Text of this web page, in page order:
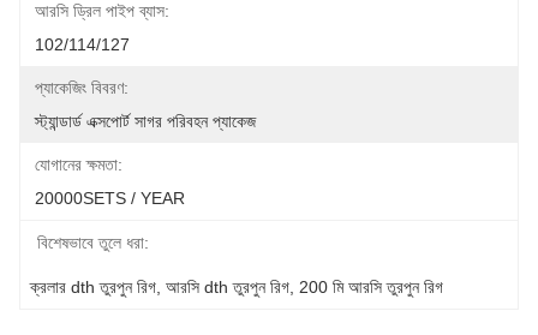
আরসি ড্রিল পাইপ ব্যাস:
102/114/127
প্যাকেজিং বিবরণ:
স্ট্যান্ডার্ড এক্সপোর্ট সাগর পরিবহন প্যাকেজ
যোগানের ক্ষমতা:
20000SETS / YEAR
বিশেষভাবে তুলে ধরা:
ক্রলার dth তুরপুন রিগ আরসি dth তুরপুন রিগ 200 মি আরসি তুরপুন রিগ